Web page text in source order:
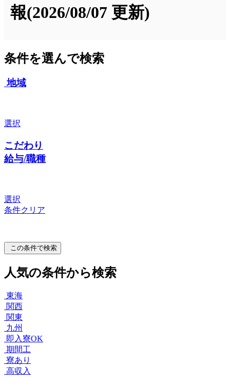
報(2026/08/07 更新)
条件を選んで検索
地域
選択
こだわり
給与/職種
選択
条件クリア
この条件で検索
人気の条件から検索
東海
関西
関東
九州
即入寮OK
期間工
寮あり
高収入